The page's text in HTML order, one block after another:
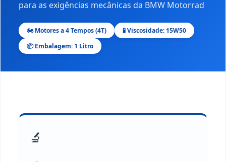
para as exigências mecânicas da BMW Motorrad
🏍️ Motores a 4 Tempos (4T)
🧪 Viscosidade: 15W50
📦 Embalagem: 1 Litro
🔬